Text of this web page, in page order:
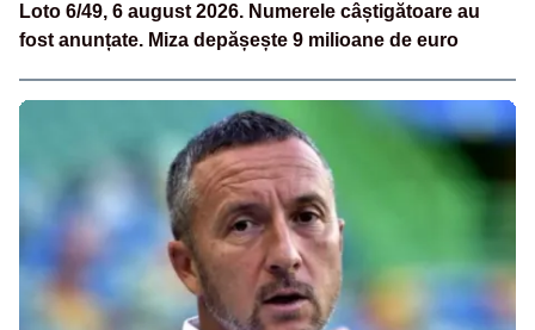
Loto 6/49, 6 august 2026. Numerele câștigătoare au
fost anunțate. Miza depășește 9 milioane de euro